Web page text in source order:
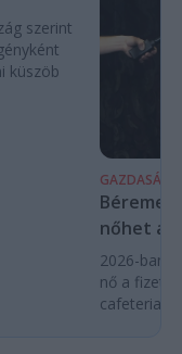
szerint
küszöb
GAZDASÁG
nőhet a
2026-ban
nő a
cafeteria